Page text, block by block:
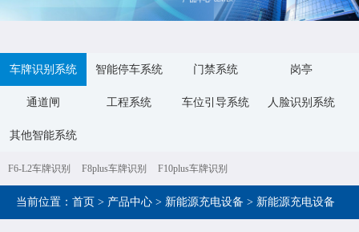
车牌识别系统 智能停车系统 门禁系统 岗亭
通道闸 工程系统 车位引导系统 人脸识别系统
其他智能系统
F6-L2车牌识别 F8plus车牌识别 F10plus车牌识别
当前位置： 首页 > 产品中心 > 新能源充电设备 > 新能源充电设备